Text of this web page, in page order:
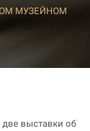
МУЗЕЙНОМ
выставки об